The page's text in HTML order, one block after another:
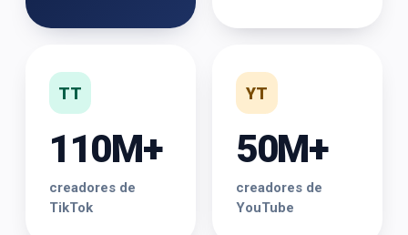
TT
110M+
creadores de
TikTok
YT
50M+
creadores de
YouTube